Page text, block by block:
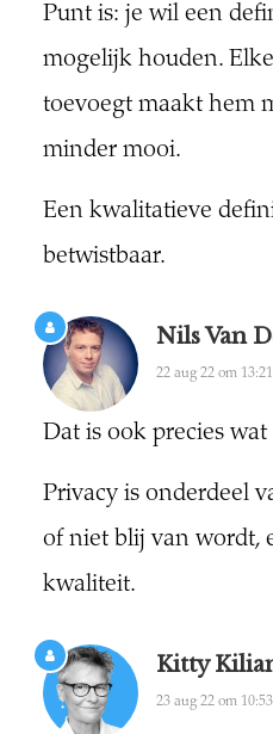
Punt is: je wil een
mogelijk houden.
toevoegt maakt hem
minder mooi.
Een kwalitatieve
betwistbaar.
Nils Van
22 aug 22 om 13:21
Dat is ook precies wat
Privacy is onderdeel
of niet blij van wordt,
kwaliteit.
Kitty
23 aug 22 om 10:53